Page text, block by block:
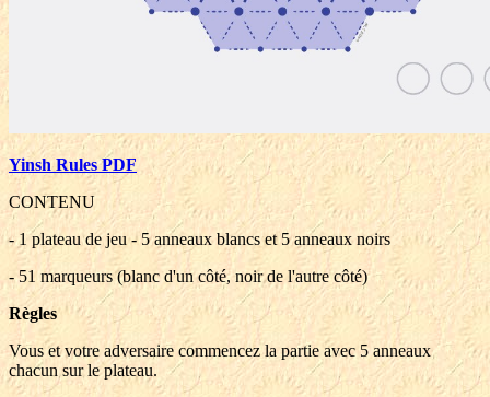
Yinsh Rules PDF
CONTENU
- 1 plateau de jeu - 5 anneaux blancs et 5 anneaux noirs
- 51 marqueurs (blanc d'un côté, noir de l'autre côté)
Règles
Vous et votre adversaire commencez la partie avec 5 anneaux
chacun sur le plateau.